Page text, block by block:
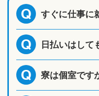
Q すぐに仕事に
Q 日払いはして
Q 寮は個室です